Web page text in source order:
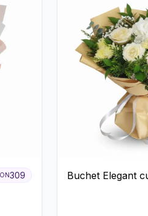
309
Buchet Elegant